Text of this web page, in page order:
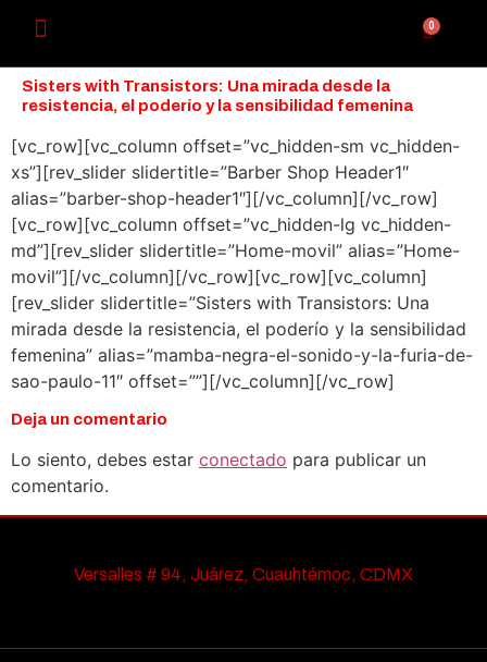
0
Sisters with Transistors: Una mirada desde la
resistencia, el poderío y la sensibilidad femenina
[vc_row][vc_column offset=”vc_hidden-sm vc_hidden-
xs”][rev_slider slidertitle=”Barber Shop Header1″
alias=”barber-shop-header1″][/vc_column][/vc_row]
[vc_row][vc_column offset=”vc_hidden-lg vc_hidden-
md”][rev_slider slidertitle=”Home-movil” alias=”Home-
movil”][/vc_column][/vc_row][vc_row][vc_column]
[rev_slider slidertitle=”Sisters with Transistors: Una
mirada desde la resistencia, el poderío y la sensibilidad
femenina” alias=”mamba-negra-el-sonido-y-la-furia-de-
sao-paulo-11″ offset=””][/vc_column][/vc_row]
Deja un comentario
Lo siento, debes estar conectado para publicar un
comentario.
Versalles # 94, Juárez, Cuauhtémoc, CDMX